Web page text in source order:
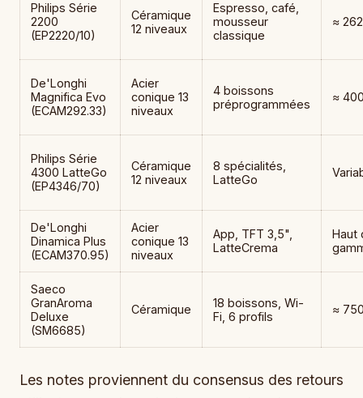
Philips Série
2200
(EP2220/10)
Céramique
12 niveaux
Espresso, café,
mousseur
classique
≈
De'Longhi
Magnifica Evo
(ECAM292.33)
Acier
conique 13
niveaux
4 boissons
préprogrammées
≈
Philips Série
4300 LatteGo
(EP4346/70)
Céramique
12 niveaux
8 spécialités,
LatteGo
De'Longhi
Dinamica Plus
(ECAM370.95)
Acier
conique 13
niveaux
App, TFT 3,5",
LatteCrema
Haut
Saeco
GranAroma
Deluxe
(SM6685)
Céramique
18 boissons, Wi-
Fi, 6 profils
≈
Les notes proviennent du consensus des retours